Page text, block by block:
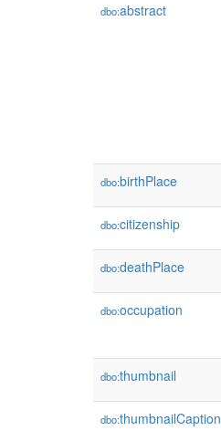
dbo:abstract
dbo:birthPlace
dbo:citizenship
dbo:deathPlace
dbo:occupation
dbo:thumbnail
dbo:thumbnailCaption